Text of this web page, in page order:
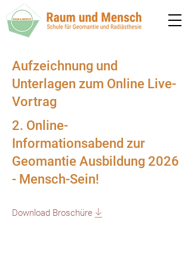
Aufzeichnung und
Unterlagen zum Online Live-
Vortrag
2. Online-
Informationsabend zur
Geomantie Ausbildung 2026
- Mensch-Sein!
Download Broschüre